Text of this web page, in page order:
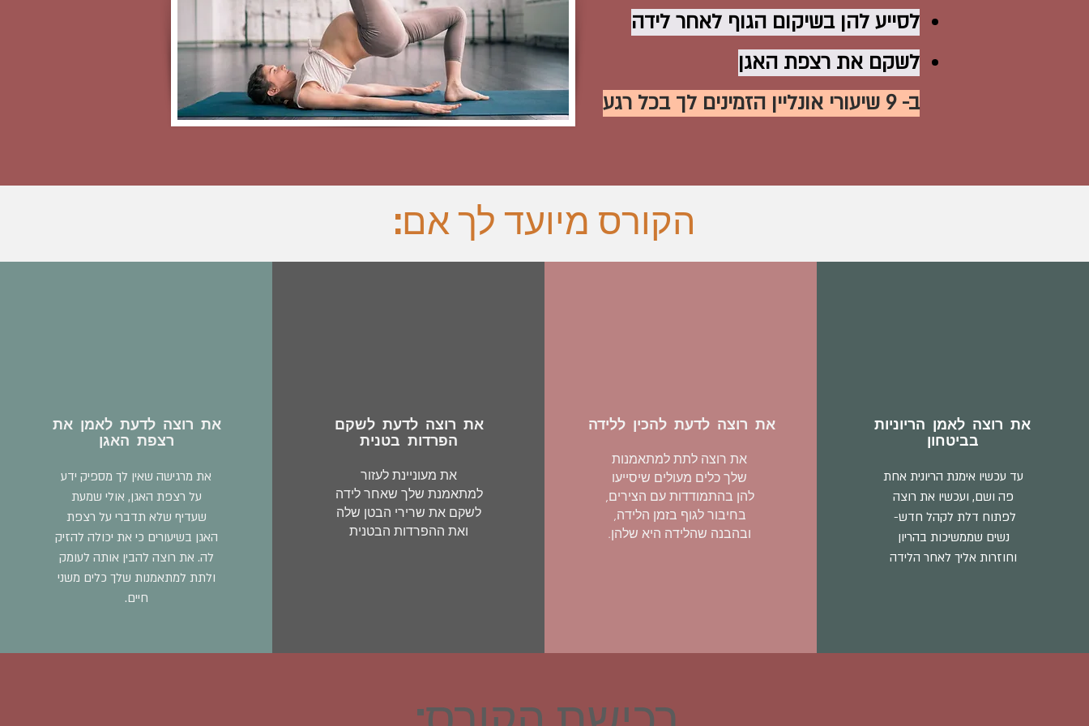
לסייע להן בשיקום הגוף לאחר לידה
לשקם את רצפת האגן
ב- 9 שיעורי אונליין הזמינים לך בכל רגע
הקורס מיועד לך אם:
את רוצה לדעת לאמן את
רצפת האגן
את מרגישה שאין לך מספיק ידע
על רצפת האגן, אולי שמעת
שעדיף שלא תדברי על רצפת
האגן בשיעורים כי את יכולה להזיק
לה. את רוצה להבין אותה לעומק
ולתת למתאמנות שלך כלים משני
חיים.
את רוצה לדעת לשקם
הפרדות בטנית
את מעוניינת לעזור
למתאמנת שלך שאחר לידה
לשקם את שרירי הבטן שלה
ואת ההפרדות הבטנית
את רוצה לדעת להכין ללידה
את רוצה לתת למתאמנות
שלך כלים מעולים שיסייעו
להן בהתמודדות עם הצירים,
בחיבור לגוף בזמן הלידה,
ובהבנה שהלידה היא שלהן.
את רוצה לאמן הריוניות
בביטחון
עד עכשיו אימנת הריונית אחת
פה ושם, ועכשיו את רוצה
לפתוח דלת לקהל חדש-
נשים שממשיכות בהריון
וחוזרות אליך לאחר הלידה